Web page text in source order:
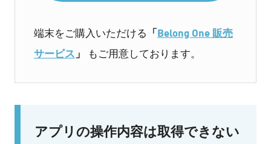
端末をご購入いただける 「Belong One 販売
サービス 」 もご用意しております。
アプリの操作内容は取得できない